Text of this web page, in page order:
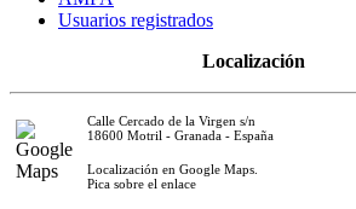
Usuarios registrados
Localización
Calle Cercado de la Virgen s/n
18600 Motril - Granada - España
Localización en Google Maps.
Pica sobre el enlace